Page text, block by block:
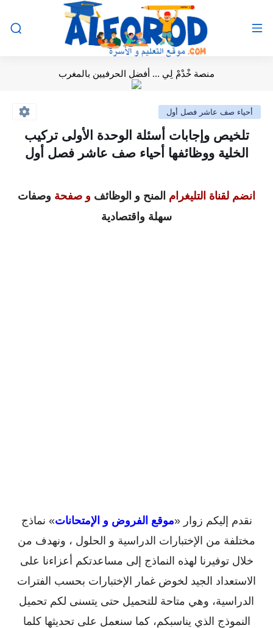
منصة خْدْمْ لِي ... أفضل الحرفيين بالمغرب
أحياء صف عاشر فصل أول
تلخيص وإجابات أسئلة الوحدة الأولى تركيب
الخلية ووظائفها أحياء صف عاشر فصل أول
انضم لقناة التليغرام المنح و الوظائف و صفحة وصفات
سهلة واقتصادية
نقدم إليكم زوار «موقع الفروض و الإمتحانات» نماذج
مختلفة من الإختبارات الدراسية و الحلول ، ونهدف من
خلال توفيرنا لهذه النماذج إلى مساعدتكم أعزاءنا على
الاستعداد الجيد لخوض غمار الإختبارات بحسب الفترات
الدراسية، وهي متاحة للتحميل حتى يتسنى لكم تحميل
النموذج الذي يناسبكم، كما سنعمل على تحديثها كلما